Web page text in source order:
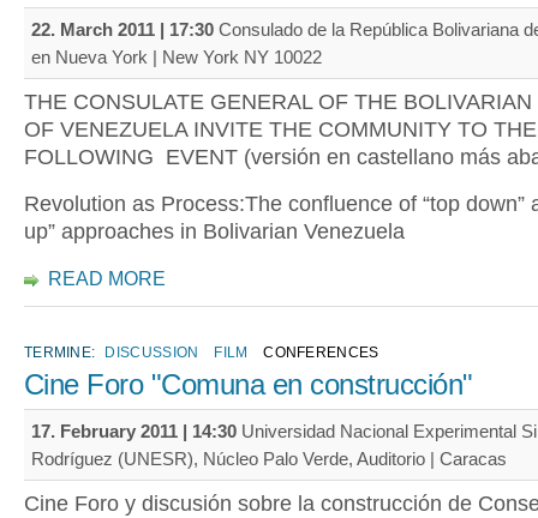
22. March 2011 | 17:30 Consulado de la República Bolivariana
en Nueva York | New York NY 10022
THE CONSULATE GENERAL OF THE
OF VENEZUELA INVITE THE COMMUNITY TO THE
FOLLOWING EVENT (versión en castellano más
Revolution as Process:The confluence of “top down”
up” approaches in Bolivarian Venezuela
READ MORE
TERMINE: DISCUSSION FILM CONFERENCES
Cine Foro "Comuna en construcción"
17. February 2011 | 14:30 Universidad Nacional Experimental
Rodríguez (UNESR), Núcleo Palo Verde, Auditorio | Caracas
Cine Foro y discusión sobre la construcción de